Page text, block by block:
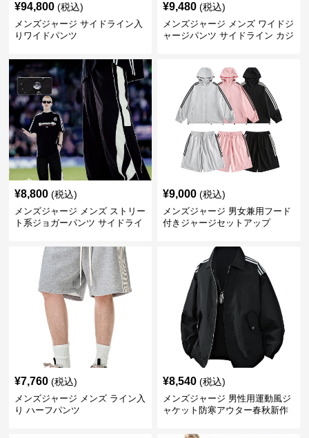
¥94,800 (税込)
メンズジャージ サイドライン入
りワイドパンツ
¥9,480 (税込)
メンズジャージ メンズ ワイドジ
ャージパンツ サイドライン カジ
¥8,800 (税込)
メンズジャージ メンズ ストリー
ト系ジョガーパンツ サイドライ
¥9,000 (税込)
メンズジャージ 男女兼用フード
付きジャージセットアップ
¥7,760 (税込)
メンズジャージ メンズ ライン入
り ハーフパンツ
¥8,540 (税込)
メンズジャージ 男性用運動風ジ
ャケット防寒アウター春秋新作